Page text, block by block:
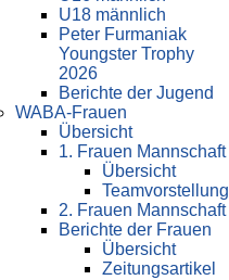
U18 männlich
Peter Furmaniak
Youngster Trophy
2026
Berichte der Jugend
WABA-Frauen
Übersicht
1. Frauen Mannschaft
Übersicht
Teamvorstellung
2. Frauen Mannschaft
Berichte der Frauen
Übersicht
Zeitungsartikel